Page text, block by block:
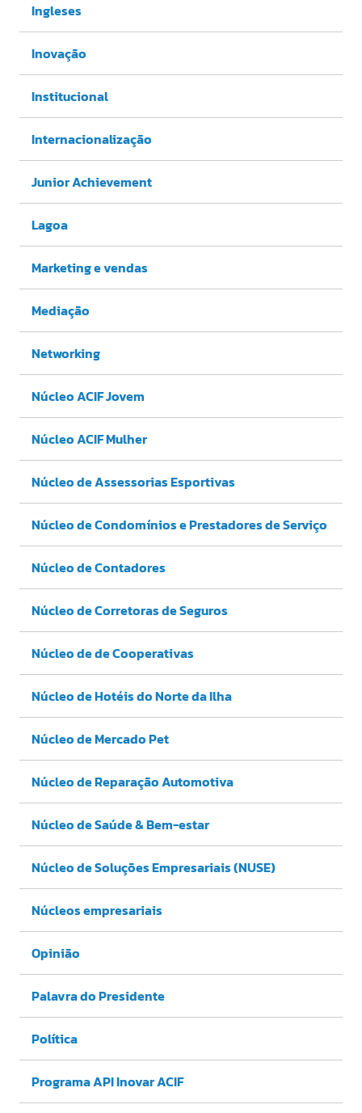
Ingleses
Inovação
Institucional
Internacionalização
Junior Achievement
Lagoa
Marketing e vendas
Mediação
Networking
Núcleo ACIF Jovem
Núcleo ACIF Mulher
Núcleo de Assessorias Esportivas
Núcleo de Condomínios e Prestadores de Serviço
Núcleo de Contadores
Núcleo de Corretoras de Seguros
Núcleo de de Cooperativas
Núcleo de Hotéis do Norte da Ilha
Núcleo de Mercado Pet
Núcleo de Reparação Automotiva
Núcleo de Saúde & Bem-estar
Núcleo de Soluções Empresariais (NUSE)
Núcleos empresariais
Opinião
Palavra do Presidente
Política
Programa API Inovar ACIF